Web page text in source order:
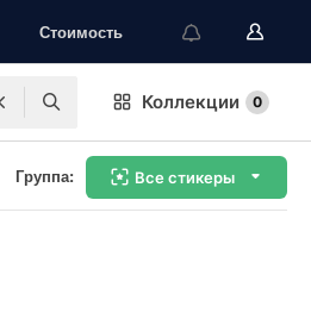
Стоимость
Коллекции 0
Группа: Все стикеры